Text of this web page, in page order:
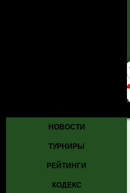
НОВОСТИ
ТУРНИРЫ
РЕЙТИНГИ
КОДЕКС